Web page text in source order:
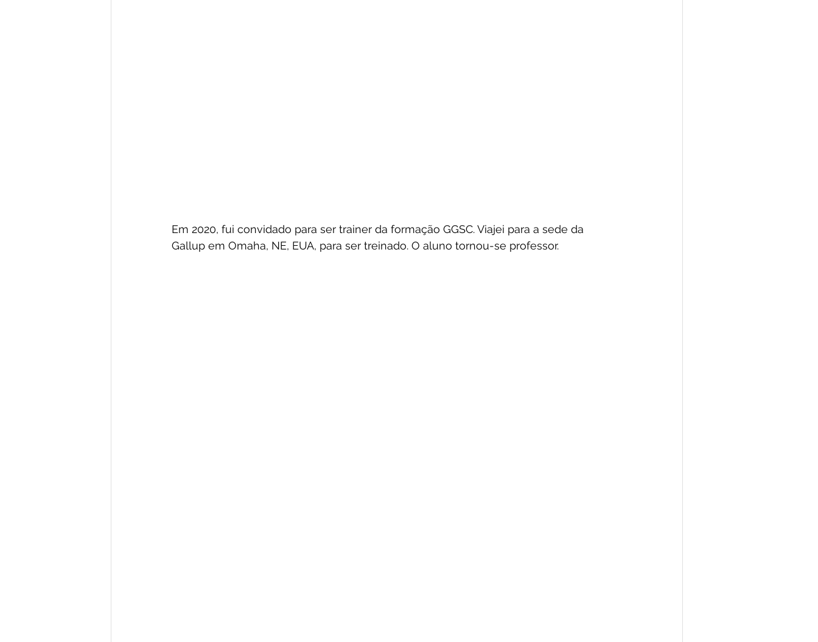
Em 2020, fui convidado para ser trainer da formação GGSC. Viajei para a sede da
Gallup em Omaha, NE, EUA, para ser treinado. O aluno tornou-se professor.